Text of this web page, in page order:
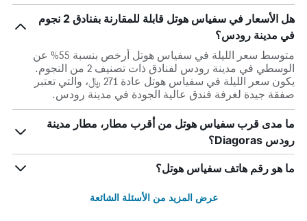
هل الأسعار في سفياس هوتل قابلة للمقارنة بفنادق 2 نجوم
في مدينة رودس؟
متوسط سعر الليلة في سفياس هوتل أرخص بنسبة 55% عن
الوسطي في مدينة رودس لفنادق ذات تصنيف 2 من النجوم.
يكون سعر الليلة في سفياس هوتل عادة 271 ﷼، والتي تعتبر
صفقة جيدة لغرفة فندق عالية الجودة في مدينة رودس.
ما مدى قرب سفياس هوتل من أقرب مطار، مطار مدينة
رودس Diagoras؟
ما هو رقم هاتف سفياس هوتل؟
عرض المزيد من الأسئلة الشائعة